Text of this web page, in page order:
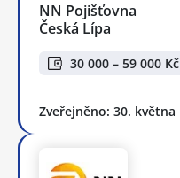
NN Pojišťovna
Česká Lípa
30 000 – 59 000 Kč
Zveřejněno: 30. května